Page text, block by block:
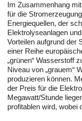
Im Zusammenhang
für die
Energiequellen, der
Elektrolyseanlagen
Vorteilen aufgrund der
einer Reihe
„grünen“ Wasserstoff
Niveau von „grauem“
produzieren können.
der Preis für die
Megawatt/Stunde
profitablen wird, wobei